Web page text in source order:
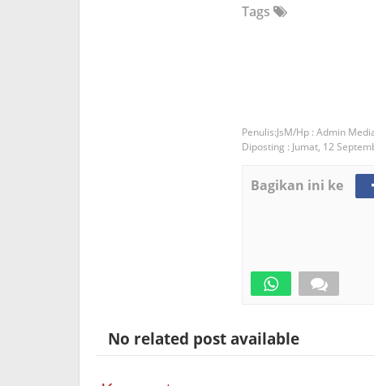
Tags
JsM/Hp : Admin
Diposting : Jumat, 12
Bagikan ini ke
No related post available